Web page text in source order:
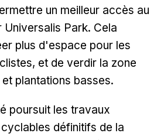
un meilleur accès au
Universalis Park. Cela
plus d'espace pour les
et de verdir la zone
plantations basses.
poursuit les travaux
définitifs de la